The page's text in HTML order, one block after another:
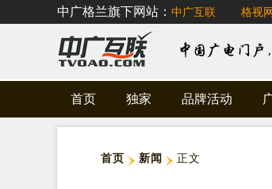
中广格兰旗下网站： 中广互联 格视网
首页 独家 品牌活动
首页 新闻 正文